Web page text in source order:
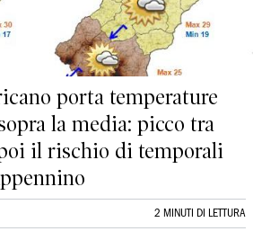
porta temperature
la media: picco tra
il rischio di temporali
2 MINUTI DI LETTURA